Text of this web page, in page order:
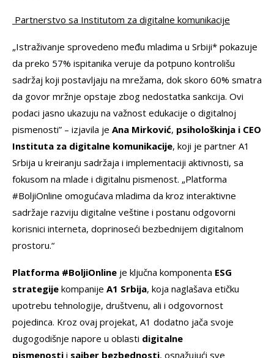
Partnerstvo sa Institutom za digitalne komunikacije
„Istraživanje sprovedeno među mladima u Srbiji* pokazuje
da preko 57% ispitanika veruje da potpuno kontrolišu
sadržaj koji postavljaju na mrežama, dok skoro 60% smatra
da govor mržnje opstaje zbog nedostatka sankcija. Ovi
podaci jasno ukazuju na važnost edukacije o digitalnoj
pismenosti” – izjavila je Ana Mirković, psihološkinja i CEO
Instituta za digitalne komunikacije, koji je partner A1
Srbija u kreiranju sadržaja i implementaciji aktivnosti, sa
fokusom na mlade i digitalnu pismenost. „Platforma
#BoljiOnline omogućava mladima da kroz interaktivne
sadržaje razviju digitalne veštine i postanu odgovorni
korisnici interneta, doprinoseći bezbednijem digitalnom
prostoru.“
Platforma #BoljiOnline je ključna komponenta ESG
strategije kompanije A1 Srbija, koja naglašava etičku
upotrebu tehnologije, društvenu, ali i odgovornost
pojedinca. Kroz ovaj projekat, A1 dodatno jača svoje
dugogodišnje napore u oblasti digitalne
pismenosti i sajber bezbednosti, osnažujući sve